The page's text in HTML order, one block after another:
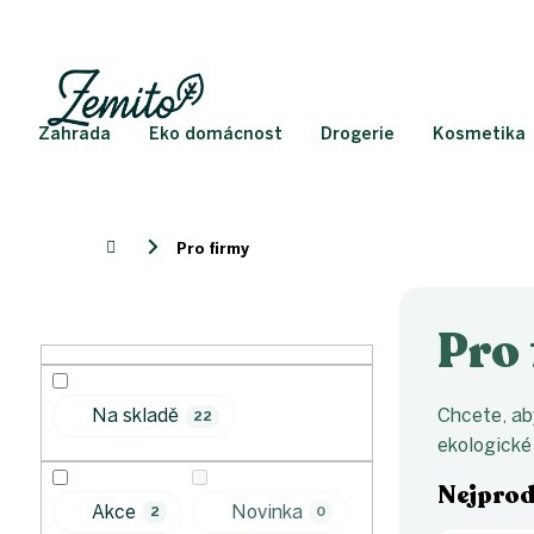
Zahrada Eko domácnost Drogerie Kosmetika
Domů Pro firmy
Na skladě 22
Akce 2 Novinka 0
Chcete,